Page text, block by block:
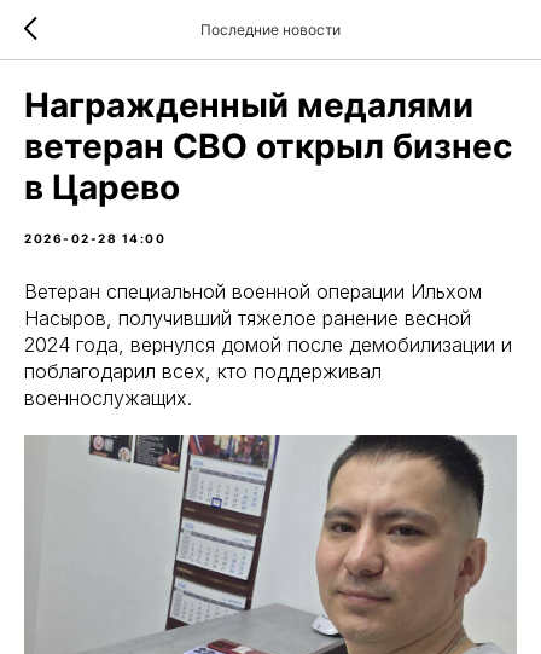
Последние новости
Награжденный медалями
ветеран СВО открыл бизнес
в Царево
2026-02-28 14:00
Ветеран специальной военной операции Ильхом
Насыров, получивший тяжелое ранение весной
2024 года, вернулся домой после демобилизации и
поблагодарил всех, кто поддерживал
военнослужащих.